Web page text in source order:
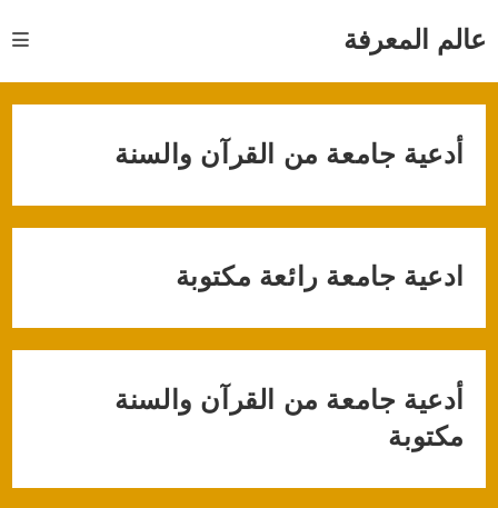
عالم المعرفة
أدعية جامعة من القرآن والسنة
ادعية جامعة رائعة مكتوبة
أدعية جامعة من القرآن والسنة
مكتوبة